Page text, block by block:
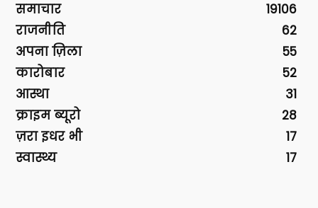
समाचार
19106
राजनीति
62
अपना ज़िला
55
कारोबार
52
आस्था
31
क्राइम ब्यूरो
28
ज़रा इधर भी
17
स्वास्थ्य
17